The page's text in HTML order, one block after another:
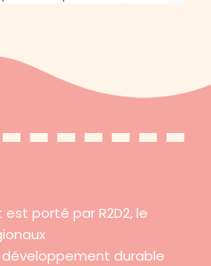
porté par R2D2, le
durable